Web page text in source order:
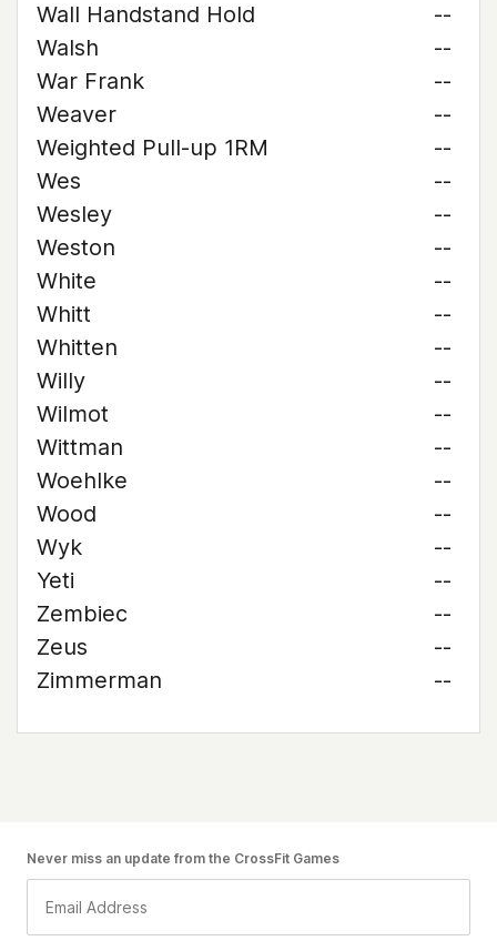
Wall Handstand Hold
--
Walsh
--
War Frank
--
Weaver
--
Weighted Pull-up 1RM
--
Wes
--
Wesley
--
Weston
--
White
--
Whitt
--
Whitten
--
Willy
--
Wilmot
--
Wittman
--
Woehlke
--
Wood
--
Wyk
--
Yeti
--
Zembiec
--
Zeus
--
Zimmerman
--
Never miss an update from the CrossFit Games